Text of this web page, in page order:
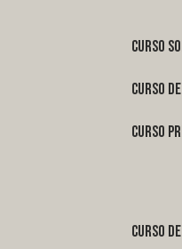
curso
curso
curso
curso